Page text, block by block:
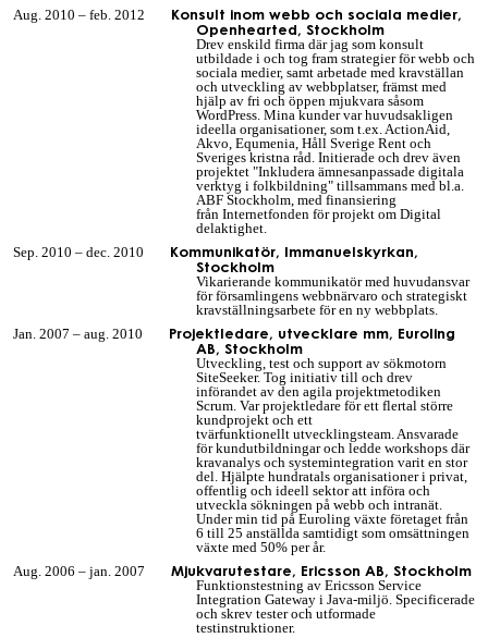
Aug. 2010 – feb. 2012 Konsult inom webb och sociala medier,
Openhearted, Stockholm
Drev enskild firma där jag som konsult
utbildade i och tog fram strategier för webb och
sociala medier, samt arbetade med kravställan
och utveckling av webbplatser, främst med
hjälp av fri och öppen mjukvara såsom
WordPress. Mina kunder var huvudsakligen
ideella organisationer, som t.ex. ActionAid,
Akvo, Equmenia, Håll Sverige Rent och
Sveriges kristna råd. Initierade och drev även
projektet "Inkludera ämnesanpassade digitala
verktyg i folkbildning" tillsammans med bl.a.
ABF Stockholm, med finansiering
frånInternetfonden för projekt omDigital
delaktighet.
Sep. 2010 – dec. 2010 Kommunikatör, Immanuelskyrkan,
Stockholm
Vikarierande kommunikatör med huvudansvar
för församlingens webbnärvaro och strategiskt
kravställningsarbete för en ny webbplats.
Jan. 2007 – aug. 2010 Projektledare, utvecklare mm, Euroling
AB, Stockholm
Utveckling, test och support av sökmotorn
SiteSeeker. Tog initiativ till och drev
införandet av den agila projektmetodiken
Scrum. Var projektledare för ett flertal större
kundprojekt och ett
tvärfunktionelltutvecklingsteam. Ansvarade
för kundutbildningar och ledde workshops där
kravanalys och systemintegration varit en stor
del. Hjälpte hundratals organisationer i privat,
offentlig och ideell sektor att införa och
utveckla sökningen på webb och intranät.
Under min tid på Euroling växte företaget från
6 till 25 anställda samtidigt som omsättningen
växte med 50% per år.
Aug. 2006 – jan. 2007 Mjukvarutestare, Ericsson AB, Stockholm
Funktionstestning av Ericsson Service
Integration Gateway i Java-miljö. Specificerade
och skrev tester och utformade
testinstruktioner.